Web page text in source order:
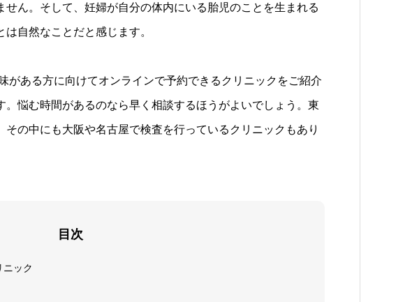
せん。そして、妊婦が自分の体内にいる胎児のことを生まれる
自然なことだと感じます。
がある方に向けてオンラインで予約できるクリニックをご紹介
。悩む時間があるのなら早く相談するほうがよいでしょう。東
の中にも大阪や名古屋で検査を行っているクリニックもあり
目次
ニック